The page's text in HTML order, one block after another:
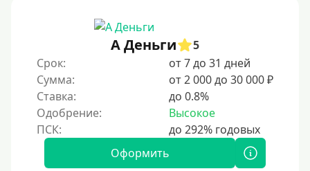
А Деньги
5
Срок:
от 7 до 31 дней
Сумма:
от 2 000 до 30 000 ₽
Ставка:
до 0.8%
Одобрение:
Высокое
Оформить